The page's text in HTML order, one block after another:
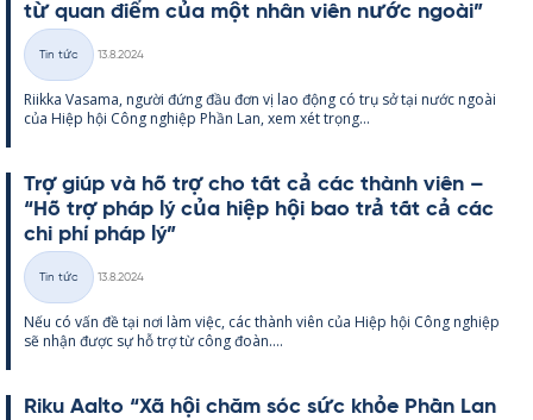
từ quan điểm của một nhân viên nước ngoài”
Thể
loại
Tin tức
13.8.2024
Riikka Va­sama, người đứng đầu đơn vị lao động có trụ sở tại nước ngoài
của Hiệp hội Công ng­hiệp Phần Lan, xem xét trọng...
Trợ giúp và hỗ trợ cho tất cả các thành viên –
“Hỗ trợ pháp lý của hiệp hội bao trả tất cả các
chi phí pháp lý”
Thể
loại
Tin tức
13.8.2024
Nếu có vấn đề tại nơi làm việc, các thành viên của Hiệp hội Công ng­hiệp
sẽ nhận được sự hỗ trợ từ công đoàn....
Riku Aalto “Xã hội chăm sóc sức khỏe Phần Lan